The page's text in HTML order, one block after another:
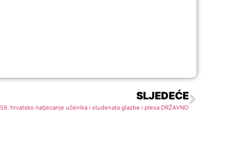
SLJEDEĆE
59. hrvatsko natjecanje učenika i studenata glazbe i plesa DRŽAVNO